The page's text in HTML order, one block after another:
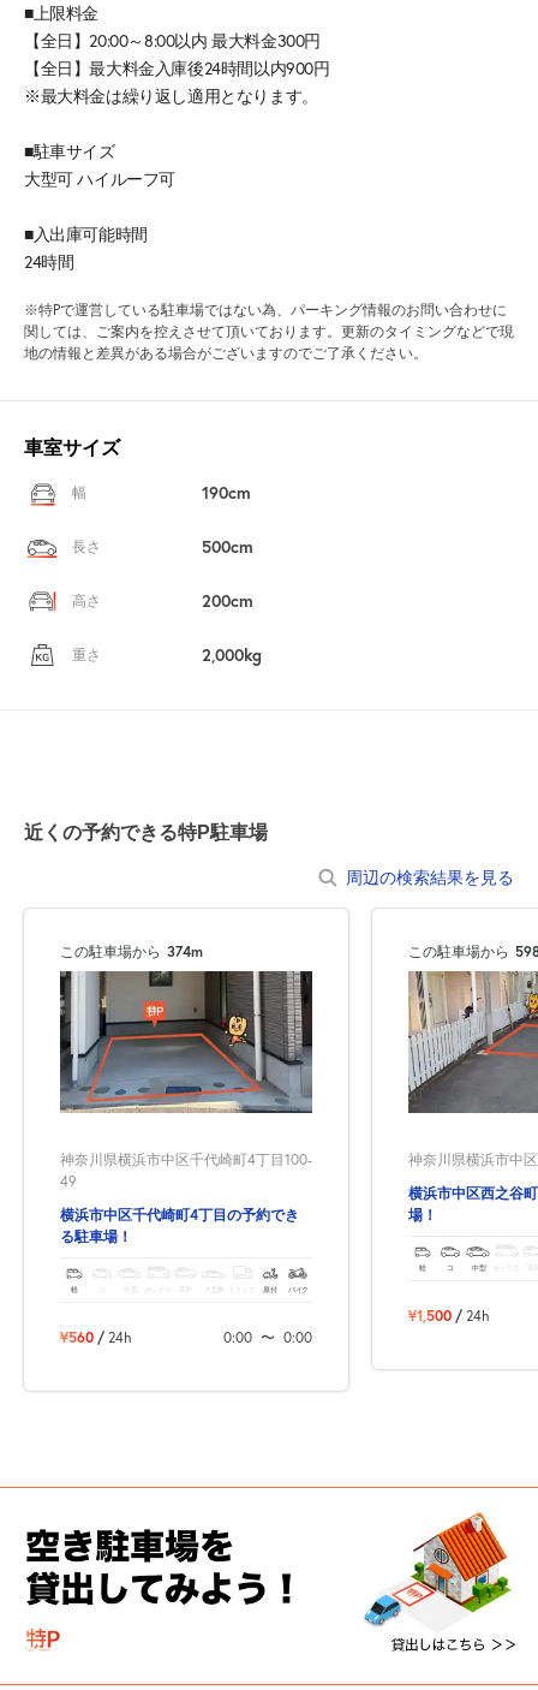
■上限料金
【全日】20:00～8:00以内 最大料金300円
【全日】最大料金入庫後24時間以内900円
※最大料金は繰り返し適用となります。
■駐車サイズ
大型可 ハイルーフ可
■入出庫可能時間
24時間
※特Pで運営している駐車場ではない為、パーキング情報のお問い合わせに
関しては、ご案内を控えさせて頂いております。更新のタイミングなどで現
地の情報と差異がある場合がございますのでご了承ください。
車室サイズ
幅 190cm
長さ 500cm
高さ 200cm
重さ 2,000kg
近くの予約できる特P駐車場
周辺の検索結果を見る
この駐車場から 374m
神奈川県横浜市中区千代崎町4丁目100-
49
横浜市中区千代崎町4丁目の予約でき
る駐車場！
軽 ボックス SUV トラック 原付 バイク
¥560 / 24h 0:00 〜 0:00
この駐車場から
神奈川県横浜市中
横浜市中区西之谷
場！
軽 コ 中型 ボックス
¥1,500 / 24h